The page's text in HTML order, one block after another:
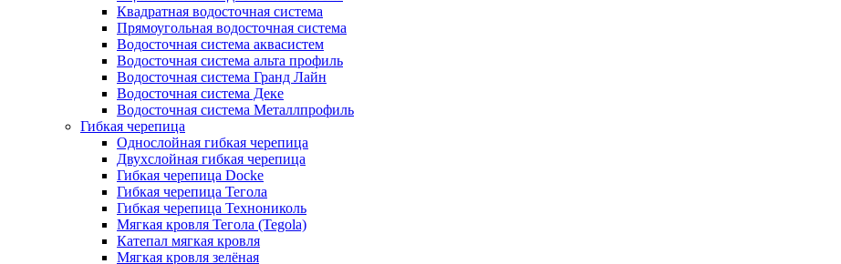
Квадратная водосточная система
Прямоугольная водосточная система
Водосточная система аквасистем
Водосточная система альта профиль
Водосточная система Гранд Лайн
Водосточная система Деке
Водосточная система Металлпрофиль
Гибкая черепица
Однослойная гибкая черепица
Двухслойная гибкая черепица
Гибкая черепица Docke
Гибкая черепица Тегола
Гибкая черепица Технониколь
Мягкая кровля Тегола (Tegola)
Катепал мягкая кровля
Мягкая кровля зелёная